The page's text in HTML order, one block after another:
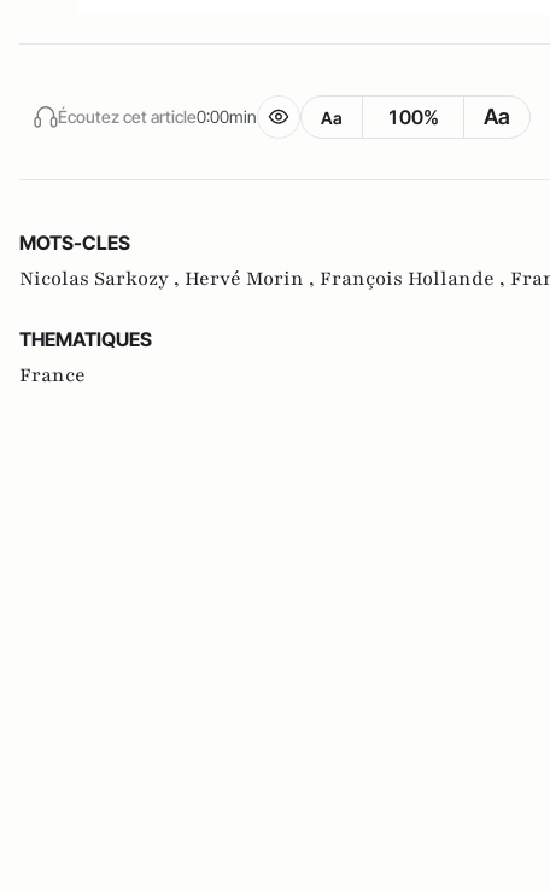
Écoutez cet article0:00min Aa 100% Aa
MOTS-CLES
Nicolas Sarkozy , Hervé Morin , François Hollande ,
THEMATIQUES
France